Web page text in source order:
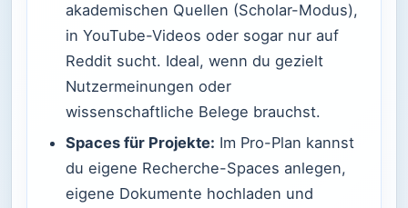
akademischen Quellen (Scholar-Modus),
in YouTube-Videos oder sogar nur auf
Reddit sucht. Ideal, wenn du gezielt
Nutzermeinungen oder
wissenschaftliche Belege brauchst.
Spaces für Projekte: Im Pro-Plan kannst
du eigene Recherche-Spaces anlegen,
eigene Dokumente hochladen und